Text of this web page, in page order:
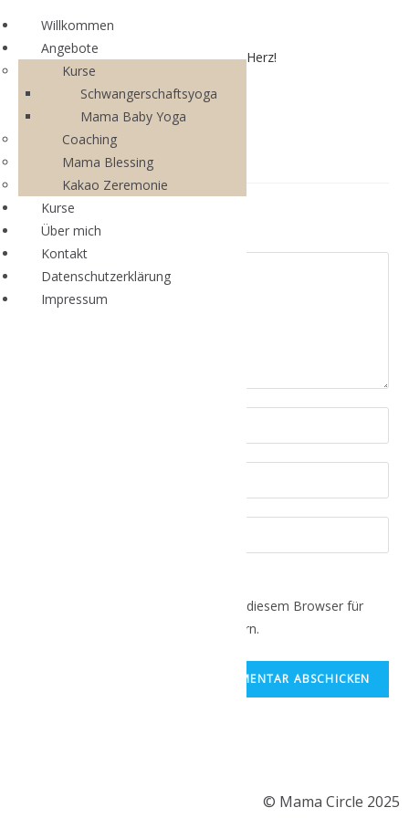
Mama Circle – aus dem Bauch mitten ins Herz!
Schreibe einen Kommentar
Name, E-Mail-Adresse und Website in diesem Browser für
meinen nächsten Kommentar speichern.
© Mama Circle 2025
Willkommen
Angebote
Kurse
Schwangerschaftsyoga
Mama Baby Yoga
Coaching
Mama Blessing
Kakao Zeremonie
Kurse
Über mich
Kontakt
Datenschutzerklärung
Impressum